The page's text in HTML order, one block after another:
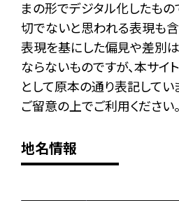
まの形でデジタル化したもの
切でないと思われる表現も
表現を基にした偏見や差別
ならないものですが、本サイ
として原本の通り表記してい
ご留意の上でご利用ください。
地名情報